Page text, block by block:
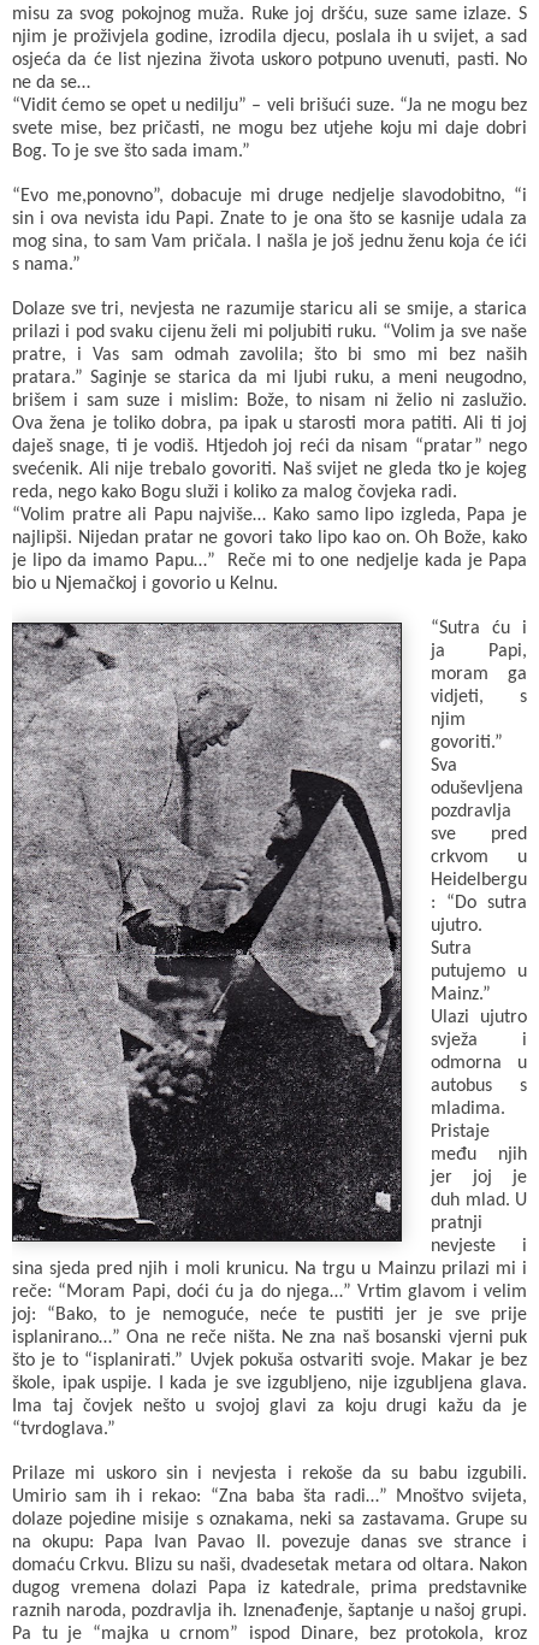
misu za svog pokojnog muža. Ruke joj dršću, suze same izlaze. S
njim je proživjela godine, izrodila djecu, poslala ih u svijet, a sad
osjeća da će list njezina života uskoro potpuno uvenuti, pasti. No
ne da se…
“Vidit ćemo se opet u nedilju” – veli brišući suze. “Ja ne mogu bez
svete mise, bez pričasti, ne mogu bez utjehe koju mi daje dobri
Bog. To je sve što sada imam.”
“Evo me,ponovno”, dobacuje mi druge nedjelje slavodobitno, “i
sin i ova nevista idu Papi. Znate to je ona što se kasnije udala za
mog sina, to sam Vam pričala. I našla je još jednu ženu koja će ići
s nama.”
Dolaze sve tri, nevjesta ne razumije staricu ali se smije, a starica
prilazi i pod svaku cijenu želi mi poljubiti ruku. “Volim ja sve naše
pratre, i Vas sam odmah zavolila; što bi smo mi bez naših
pratara.” Saginje se starica da mi ljubi ruku, a meni neugodno,
brišem i sam suze i mislim: Bože, to nisam ni želio ni zaslužio.
Ova žena je toliko dobra, pa ipak u starosti mora patiti. Ali ti joj
daješ snage, ti je vodiš. Htjedoh joj reći da nisam “pratar” nego
svećenik. Ali nije trebalo govoriti. Naš svijet ne gleda tko je kojeg
reda, nego kako Bogu služi i koliko za malog čovjeka radi.
“Volim pratre ali Papu najviše… Kako samo lipo izgleda, Papa je
najlipši. Nijedan pratar ne govori tako lipo kao on. Oh Bože, kako
je lipo da imamo Papu…” Reče mi to one nedjelje kada je Papa
bio u Njemačkoj i govorio u Kelnu.
“Sutra ću i
ja Papi,
moram ga
vidjeti, s
njim
govoriti.”
Sva
oduševljena
pozdravlja
sve pred
crkvom u
Heidelbergu
: “Do sutra
ujutro.
Sutra
putujemo u
Mainz.”
Ulazi ujutro
svježa i
odmorna u
autobus s
mladima.
Pristaje
među njih
jer joj je
duh mlad. U
pratnji
nevjeste i
sina sjeda pred njih i moli krunicu. Na trgu u Mainzu prilazi mi i
reče: “Moram Papi, doći ću ja do njega…” Vrtim glavom i velim
joj: “Bako, to je nemoguće, neće te pustiti jer je sve prije
isplanirano…” Ona ne reče ništa. Ne zna naš bosanski vjerni puk
što je to “isplanirati.” Uvjek pokuša ostvariti svoje. Makar je bez
škole, ipak uspije. I kada je sve izgubljeno, nije izgubljena glava.
Ima taj čovjek nešto u svojoj glavi za koju drugi kažu da je
“tvrdoglava.”
Prilaze mi uskoro sin i nevjesta i rekoše da su babu izgubili.
Umirio sam ih i rekao: “Zna baba šta radi…” Mnoštvo svijeta,
dolaze pojedine misije s oznakama, neki sa zastavama. Grupe su
na okupu: Papa Ivan Pavao II. povezuje danas sve strance i
domaću Crkvu. Blizu su naši, dvadesetak metara od oltara. Nakon
dugog vremena dolazi Papa iz katedrale, prima predstavnike
raznih naroda, pozdravlja ih. Iznenađenje, šaptanje u našoj grupi.
Pa tu je “majka u crnom” ispod Dinare, bez protokola, kroz